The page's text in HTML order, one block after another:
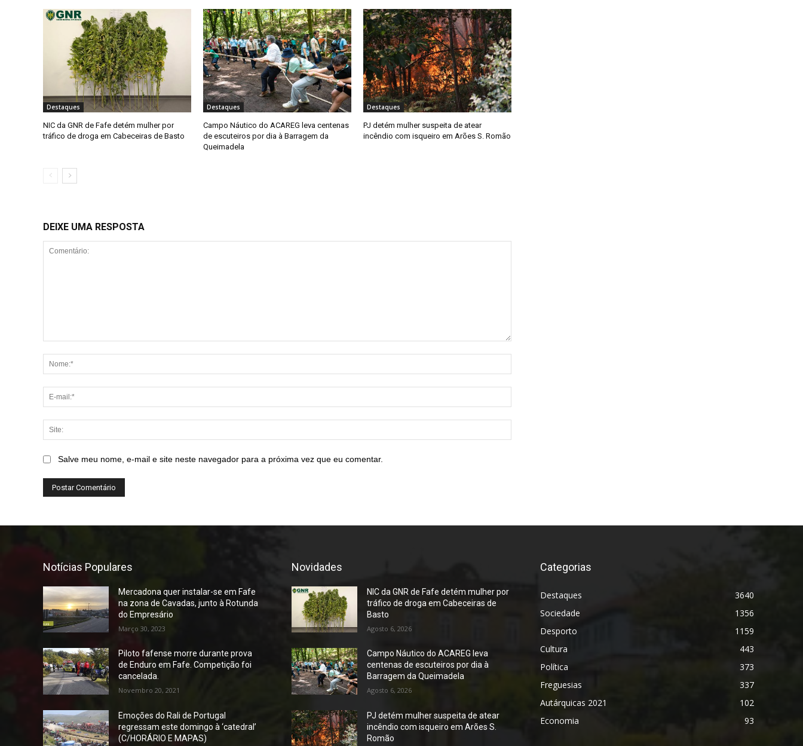
Destaques
NIC da GNR de Fafe detém mulher por
tráfico de droga em Cabeceiras de Basto
Destaques
Campo Náutico do ACAREG leva centenas
de escuteiros por dia à Barragem da
Queimadela
Destaques
PJ detém mulher suspeita de atear
incêndio com isqueiro em Arões S. Romão
DEIXE UMA RESPOSTA
mail:*
Salve meu nome, e-mail e site neste navegador para a próxima vez que eu comentar.
Notícias Populares
Mercadona quer instalar-se em Fafe
na zona de Cavadas, junto à Rotunda
do Empresário
Março 30, 2023
Piloto fafense morre durante prova
de Enduro em Fafe. Competição foi
cancelada.
Novembro 20, 2021
Emoções do Rali de Portugal
regressam este domingo à ‘catedral’
(C/HORÁRIO E MAPAS)
Novidades
NIC da GNR de Fafe detém mulher por
tráfico de droga em Cabeceiras de
Basto
Agosto 6, 2026
Campo Náutico do ACAREG leva
centenas de escuteiros por dia à
Barragem da Queimadela
Agosto 6, 2026
PJ detém mulher suspeita de atear
incêndio com isqueiro em Arões S.
Romão
Categorias
Destaques
3640
Sociedade
1356
Desporto
1159
Cultura
443
Política
373
Freguesias
337
Autárquicas 2021
102
Economia
93